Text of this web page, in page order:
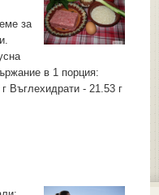
за
в 1 порция:
Въглехидрати - 21.53 г